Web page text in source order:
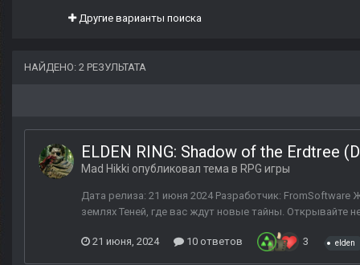
Другие варианты поиска
НАЙДЕНО: 2 РЕЗУЛЬТАТА
ELDEN RING: Shadow of the Erdtree
Mad Hikki опубликовал тема в RPG игры
Дата релиза: 21 июня 2024 Разработчик:
землях Теней, где вас ждут новые тайны. Открывайте
21 июня, 2024 10 ответов 3 elden